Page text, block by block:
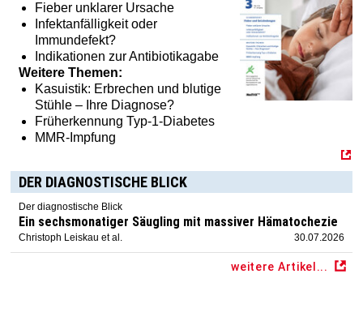
Fieber unklarer Ursache
Infektanfälligkeit oder
Immundefekt?
Indikationen zur Antibiotikagabe
Weitere Themen:
Kasuistik: Erbrechen und blutige
Stühle – Ihre Diagnose?
Früherkennung Typ-1-Diabetes
MMR-Impfung
DER DIAGNOSTISCHE BLICK
Der diagnostische Blick
Ein sechsmonatiger Säugling mit massiver Hämatochezie
Christoph Leiskau et al. 30.07.2026
weitere Artikel...